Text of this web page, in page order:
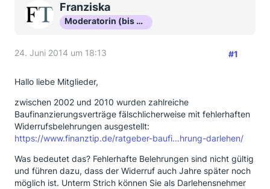
Franziska
Moderatorin (bis Okt 16)
24. Juni 2014 um 18:13 #1
Hallo liebe Mitglieder,
zwischen 2002 und 2010 wurden zahlreiche
Baufinanzierungsverträge fälschlicherweise mit fehlerhaften
Widerrufsbelehrungen ausgestellt:
https://www.finanztip.de/ratgeber-baufi…hrung-darlehen/
Was bedeutet das? Fehlerhafte Belehrungen sind nicht gültig
und führen dazu, dass der Widerruf auch Jahre später noch
möglich ist. Unterm Strich können Sie als Darlehensnehmer